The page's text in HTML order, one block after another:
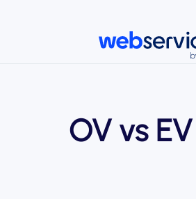
Accéder au contenu principal
OV vs